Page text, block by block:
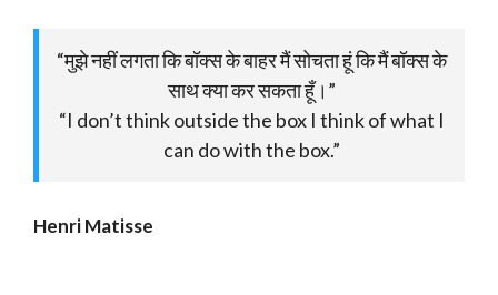
“मुझे नहीं लगता कि बॉक्स के बाहर मैं सोचता हूं कि मैं बॉक्स के
साथ क्या कर सकता हूँ।”
“I don’t think outside the box I think of what I
can do with the box.”
Henri Matisse